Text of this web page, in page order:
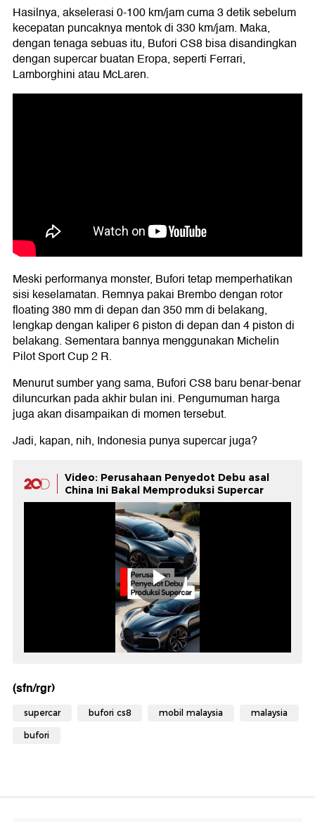
Hasilnya, akselerasi 0-100 km/jam cuma 3 detik sebelum
kecepatan puncaknya mentok di 330 km/jam. Maka,
dengan tenaga sebuas itu, Bufori CS8 bisa disandingkan
dengan supercar buatan Eropa, seperti Ferrari,
Lamborghini atau McLaren.
Meski performanya monster, Bufori tetap memperhatikan
sisi keselamatan. Remnya pakai Brembo dengan rotor
floating 380 mm di depan dan 350 mm di belakang,
lengkap dengan kaliper 6 piston di depan dan 4 piston di
belakang. Sementara bannya menggunakan Michelin
Pilot Sport Cup 2 R.
Menurut sumber yang sama, Bufori CS8 baru benar-benar
diluncurkan pada akhir bulan ini. Pengumuman harga
juga akan disampaikan di momen tersebut.
Jadi, kapan, nih, Indonesia punya supercar juga?
Video: Perusahaan Penyedot Debu asal
China Ini Bakal Memproduksi Supercar
(sfn/rgr)
supercar bufori cs8 mobil malaysia malaysia
bufori